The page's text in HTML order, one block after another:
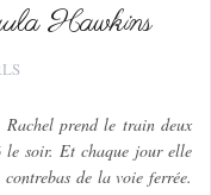
Hawkins
prend le train deux
soir. Et chaque jour elle
de la voie ferrée.